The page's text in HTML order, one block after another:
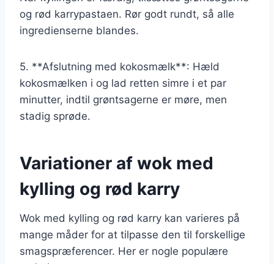
og rød karrypastaen. Rør godt rundt, så alle
ingredienserne blandes.
5. **Afslutning med kokosmælk**: Hæld
kokosmælken i og lad retten simre i et par
minutter, indtil grøntsagerne er møre, men
stadig sprøde.
Variationer af wok med
kylling og rød karry
Wok med kylling og rød karry kan varieres på
mange måder for at tilpasse den til forskellige
smagspræferencer. Her er nogle populære